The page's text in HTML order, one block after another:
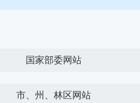
国家部委网站
市、州、林区网站